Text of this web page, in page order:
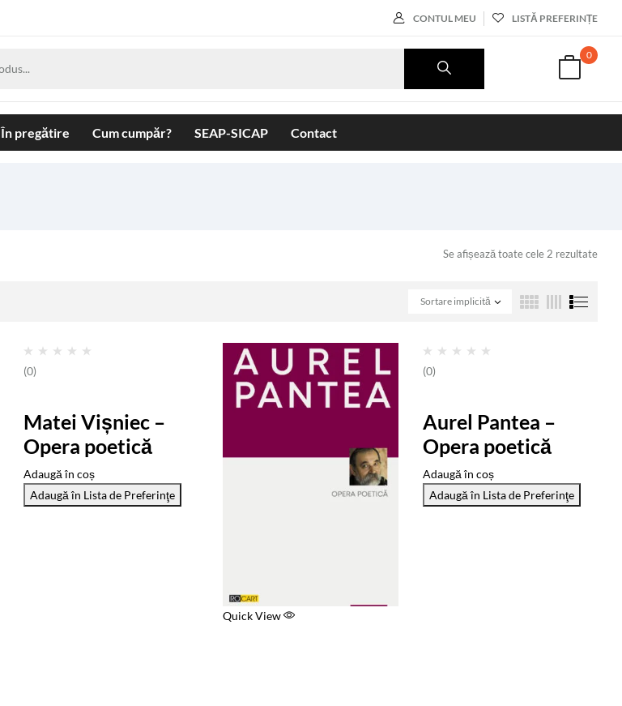
CONTUL MEU LISTĂ PREFERINȚE
0
În pregătire Cum cumpăr? SEAP-SICAP Contact
Se afișează toate cele 2 rezultate
Sortare implicită
(0)
Matei Vișniec –
Opera poetică
Adaugă în coș
Adaugă în Lista de Preferinţe
Quick View
(0)
Aurel Pantea –
Opera poetică
Adaugă în coș
Adaugă în Lista de Preferinţe